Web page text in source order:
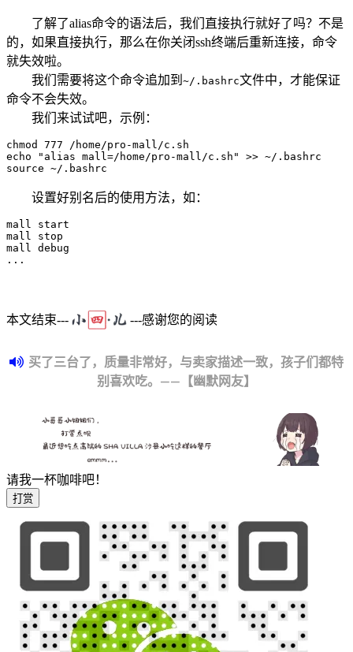
了解了alias命令的语法后，我们直接执行就好了吗？不是
的，如果直接执行，那么在你关闭ssh终端后重新连接，命令
就失效啦。
我们需要将这个命令追加到 ~/.bashrc文件中，才能保证
命令不会失效。
我们来试试吧，示例：
chmod 777
echo
"alias mall=/home/pro-mall/c.sh" >>
source ~/.bashrc
设置好别名后的使用方法，如：
mall start
mall stop
..
本文结束--- ---感谢您的阅读
买了三台了，质量非常好，与卖家描述一致，孩子们都特
别喜欢吃。——【幽默网友】
请我一杯咖啡吧！
打赏